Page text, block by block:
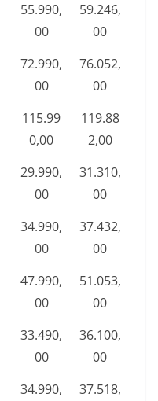
55.990,
00
59.246,
00
72.990,
00
76.052,
00
115.99
0,00
119.88
2,00
29.990,
00
31.310,
00
34.990,
00
37.432,
00
47.990,
00
51.053,
00
33.490,
00
36.100,
00
34.990,
37.518,